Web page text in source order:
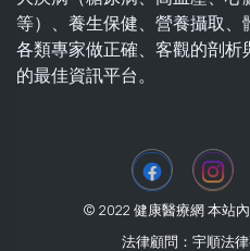
等）、養生保健、營養攝取
各類專家做正確、客觀的剖
的最佳資訊平台。
© 2022 健康醫療網 本站
法律顧問：宇順法